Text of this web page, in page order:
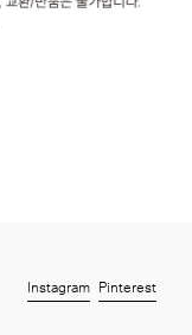
Instagram Pinterest